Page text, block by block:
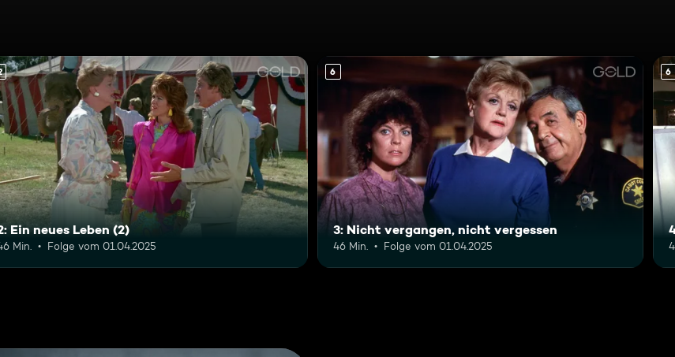
Ein neues Leben (2)
Min. Folge vom 01.04.2025
6
3: Nicht vergangen, nicht vergessen
46 Min. Folge vom 01.04.2025
6